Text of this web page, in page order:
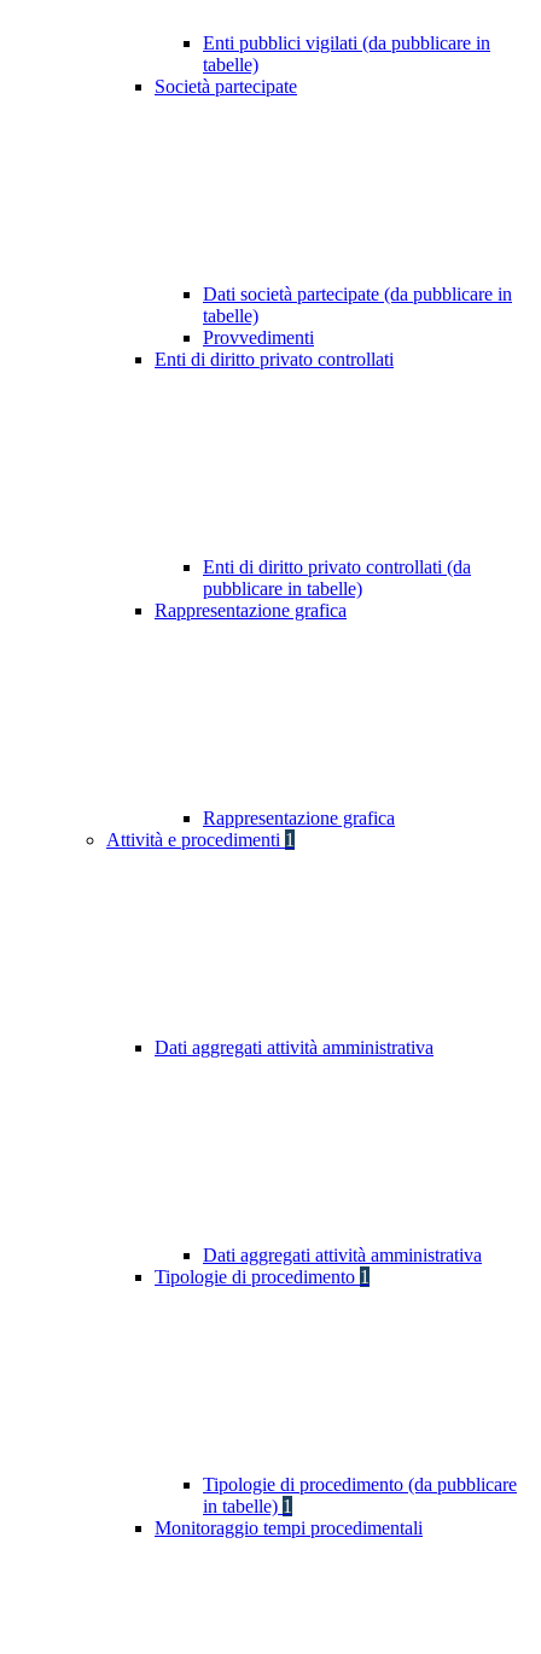
Enti pubblici vigilati (da pubblicare in
tabelle)
Società partecipate
Dati società partecipate (da pubblicare in
tabelle)
Provvedimenti
Enti di diritto privato controllati
Enti di diritto privato controllati (da
pubblicare in tabelle)
Rappresentazione grafica
Rappresentazione grafica
Attività e procedimenti 1
Dati aggregati attività amministrativa
Dati aggregati attività amministrativa
Tipologie di procedimento 1
Tipologie di procedimento (da pubblicare
in tabelle) 1
Monitoraggio tempi procedimentali